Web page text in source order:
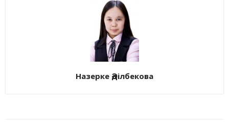
Назерке Әділбекова